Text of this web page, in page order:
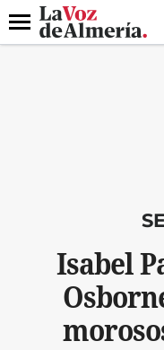
DESTACADO
Menú
Isabel